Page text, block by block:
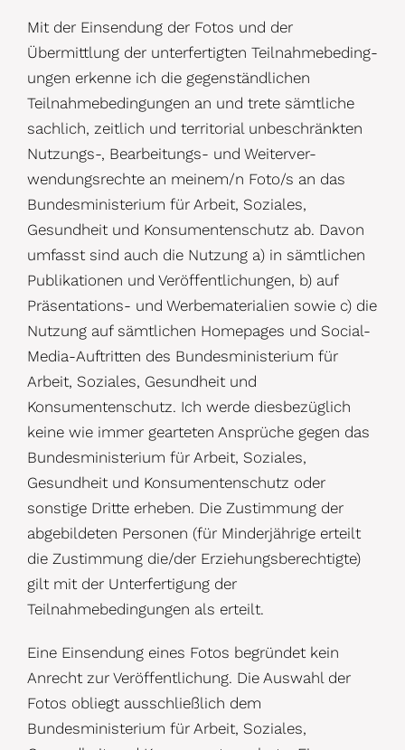
Mit der Einsendung der Fotos und der
Übermittlung der unterfertigten Teilnahmebeding-
ungen erkenne ich die gegenständlichen
Teilnahmebedingungen an und trete sämtliche
sachlich, zeitlich und territorial unbeschränkten
Nutzungs-, Bearbeitungs- und Weiterver-
wendungsrechte an meinem/n Foto/s an das
Bundesministerium für Arbeit, Soziales,
Gesundheit und Konsumentenschutz ab. Davon
umfasst sind auch die Nutzung a) in sämtlichen
Publikationen und Veröffentlichungen, b) auf
Präsentations- und Werbematerialien sowie c) die
Nutzung auf sämtlichen Homepages und Social-
Media-Auftritten des Bundesministerium für
Arbeit, Soziales, Gesundheit und
Konsumentenschutz. Ich werde diesbezüglich
keine wie immer gearteten Ansprüche gegen das
Bundesministerium für Arbeit, Soziales,
Gesundheit und Konsumentenschutz oder
sonstige Dritte erheben. Die Zustimmung der
abgebildeten Personen (für Minderjährige erteilt
die Zustimmung die/der Erziehungsberechtigte)
gilt mit der Unterfertigung der
Teilnahmebedingungen als erteilt.
Eine Einsendung eines Fotos begründet kein
Anrecht zur Veröffentlichung. Die Auswahl der
Fotos obliegt ausschließlich dem
Bundesministerium für Arbeit, Soziales,